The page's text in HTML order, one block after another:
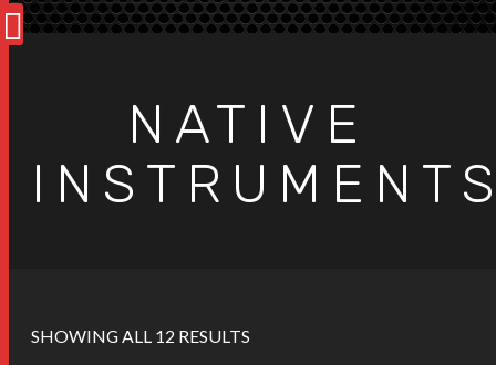
NATIVE
SHOWING ALL 12 RESULTS